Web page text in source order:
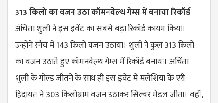
313 किलो का वजन उठा कॉमनवेल्थ गेम्स में बनाया रिकॉर्ड
अंचिता शुली ने इस इवेंट का सबसे बड़ा रिकॉर्ड कायम किया।
उन्होंने स्नैच में 143 किलो वजन उठाया। शुली ने कुल 313 किलो
का वजन उठाते हुए कॉमनवेल्थ गेम्स में रिकॉर्ड बनाया। अचिंता
शुली के गोल्ड जीतने के साथ ही इस इवेंट में मलेशिया के एरी
हिदायत ने 303 किलोग्राम वजन उठाकर सिल्वर मेडल जीता। वहीं,